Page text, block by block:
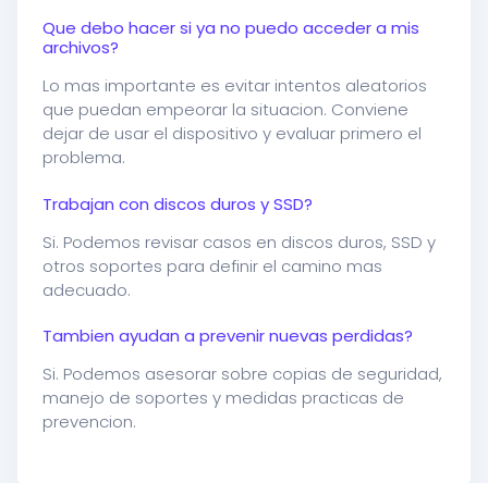
Que debo hacer si ya no puedo acceder a mis
archivos?
Lo mas importante es evitar intentos aleatorios
que puedan empeorar la situacion. Conviene
dejar de usar el dispositivo y evaluar primero el
problema.
Trabajan con discos duros y SSD?
Si. Podemos revisar casos en discos duros, SSD y
otros soportes para definir el camino mas
adecuado.
Tambien ayudan a prevenir nuevas perdidas?
Si. Podemos asesorar sobre copias de seguridad,
manejo de soportes y medidas practicas de
prevencion.